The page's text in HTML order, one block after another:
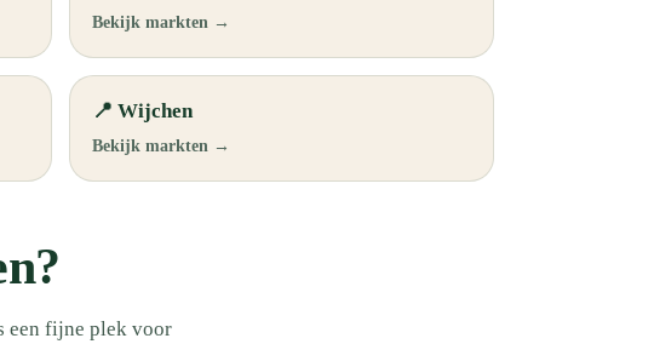
Bekijk markten →
📍 Wijchen
Bekijk markten →
een fijne plek voor